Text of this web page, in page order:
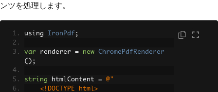
ンツを処理します。
using IronPdf ;
var renderer = new
ChromePdfRenderer
();
string htmlContent =
@"
    <!DOCTYPE html>